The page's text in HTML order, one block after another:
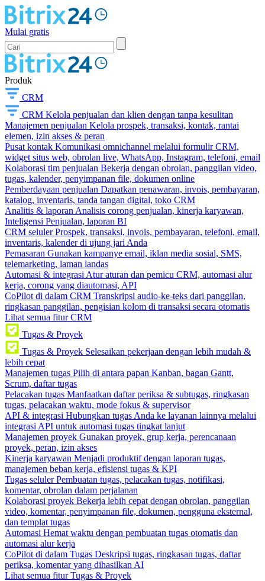
Mulai gratis
Produk
CRM
CRM Kelola penjualan dan klien dengan tanpa kesulitan
Manajemen penjualan Kelola prospek, transaksi, kontak, rantai
elemen, izin akses & peran
Pusat kontak Komunikasi omnichannel melalui formulir CRM,
widget situs web, obrolan live, WhatsApp, Instagram, telefoni, email
Kolaborasi tim penjualan Bekerja dengan obrolan, panggilan video,
tugas, kalender, penyimpanan file, dokumen online
Pemberdayaan penjualan Dapatkan penawaran, invois, pembayaran,
katalog, inventaris, tanda tangan digital, toko CRM
Analitis & laporan Analisis corong penjualan, kinerja karyawan,
Inteligensi Penjualan, laporan BI
CRM seluler Prospek, transaksi, invois, pembayaran, telefoni, email,
inventaris, kalender di ujung jari Anda
Pemasaran Gunakan kampanye email, iklan media sosial, SMS,
telemarketing, laman landas
Automasi & integrasi Atur aturan dan pemicu CRM, automasi alur
kerja, corong yang diautomasi, API
CoPilot di dalam CRM Transkripsi audio-ke-teks dari panggilan,
ringkasan panggilan, pengisian kolom di transaksi secara otomatis
Lihat semua fitur CRM
Tugas & Proyek
Tugas & Proyek Selesaikan pekerjaan dengan lebih mudah &
lebih cepat
Manajemen tugas Pilih di antara papan Kanban, bagan Gantt,
Scrum, daftar tugas
Pelacakan tugas Manfaatkan daftar periksa & subtugas, ringkasan
tugas, pelacakan waktu, mode fokus & supervisor
API & integrasi Hubungkan tugas Anda ke layanan lainnya melalui
integrasi API untuk automasi tugas tingkat lanjut
Manajemen proyek Gunakan proyek, grup kerja, perencanaan
proyek, peran, izin akses
Kinerja karyawan Menjadi produktif dengan laporan tugas,
manajemen beban kerja, efisiensi tugas & KPI
Tugas seluler Pembuatan tugas, pelacakan tugas, notifikasi,
komentar, obrolan dalam perjalanan
Kolaborasi proyek Bekerja lebih cepat dengan obrolan, panggilan
video, komentar, penyimpanan file, dokumen, pengguna eksternal,
dan templat tugas
Automasi Hemat waktu dengan pembuatan tugas otomatis dan
automasi alur kerja
CoPilot di dalam Tugas Deskripsi tugas, ringkasan tugas, daftar
periksa, komentar yang dihasilkan AI
Lihat semua fitur Tugas & Proyek